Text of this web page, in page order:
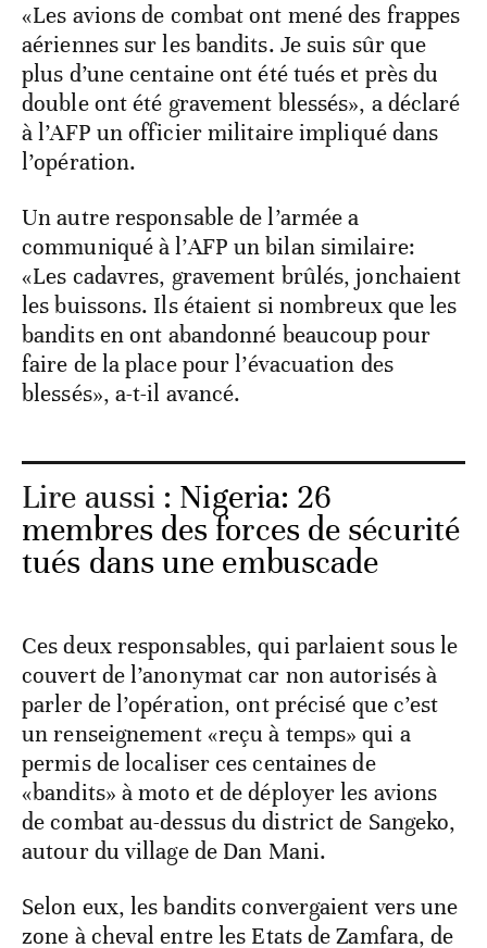
«Les avions de combat ont mené des frappes
aériennes sur les bandits. Je suis sûr que
plus d’une centaine ont été tués et près du
double ont été gravement blessés», a déclaré
à l’AFP un officier militaire impliqué dans
l’opération.
Un autre responsable de l’armée a
communiqué à l’AFP un bilan similaire:
«Les cadavres, gravement brûlés, jonchaient
les buissons. Ils étaient si nombreux que les
bandits en ont abandonné beaucoup pour
faire de la place pour l’évacuation des
blessés», a-t-il avancé.
Lire aussi : Nigeria: 26
membres des forces de sécurité
tués dans une embuscade
Ces deux responsables, qui parlaient sous le
couvert de l’anonymat car non autorisés à
parler de l’opération, ont précisé que c’est
un renseignement «reçu à temps» qui a
permis de localiser ces centaines de
«bandits» à moto et de déployer les avions
de combat au-dessus du district de Sangeko,
autour du village de Dan Mani.
Selon eux, les bandits convergaient vers une
zone à cheval entre les Etats de Zamfara, de